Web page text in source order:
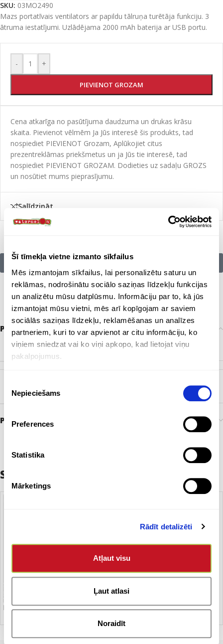
Šī tīmekļa vietne izmanto sīkfailus
Mēs izmantojam sīkfailus, lai personalizētu saturu un
reklāmas, nodrošinātu sociālo saziņas līdzekļu funkcijas
un analizētu mūsu datplūsmu. Informāciju par to, kā jūs
izmantojat mūsu vietni, mēs arī kopīgojam ar saviem
sociālās saziņas līdzekļu, reklamēšanas un analīzes
partneriem, kuri to var apvienot ar citu informāciju, ko
viņiem sniedzat vai ko viņi apkopo, kad lietojat viņu
pakalpojumus.
izvēle
Nepieciešams
Preferences
Statistika
Mārketings
Rādīt detalizēti
Atļaut visu
Ļaut atlasi
Noraidīt
SKU: 03MO2490
Mazs portatīvais ventilators ar papildu tālruņa turētāja funkciju. 3
ātruma iestatījumi. Uzlādējama 2000 mAh baterija ar USB portu.
- +
PIEVIENOT GROZAM
Cena atkarīga no pasūtījuma daudzuma un drukas krāsu
skaita. Pievienot vēlmēm Ja Jūs interesē šis produkts, tad
nospiediet PIEVIENOT Grozam, Aplūkojiet citus
prezentreklāmas priekšmetus un ja Jūs tie interesē, tad
nospiediet PIEVIENOT GROZAM. Dodieties uz sadaļu GROZS
un nosūtiet mums pieprasījumu.
Salīdzināt
Citu zīmolu preces:
Papildu informācija
ZĪMOLS
Bez zīmola
KRĀSA Balts
Preces pasūtīšana un piegāde
Saistītie produkti
Powerbanka 10 000 mah